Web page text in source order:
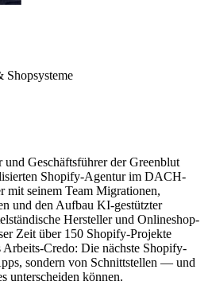
Shopsysteme
Geschäftsführer der Greenblut
Shopify-Agentur im DACH-
mit seinem Team Migrationen,
und den Aufbau KI-gestützter
Hersteller und Onlineshop-
Zeit über 150 Shopify-Projekte
Credo: Die nächste Shopify-
sondern von Schnittstellen — und
unterscheiden können.